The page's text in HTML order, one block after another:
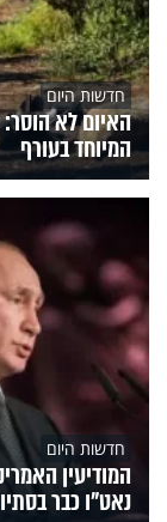
חדשות היום
האיום לא
המיוחד בעורף
חדשות היום
המודיעין
נאט"ו כבר